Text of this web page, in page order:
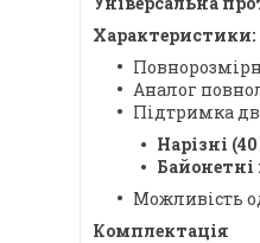
Характеристики:
Аналог
Підтримка
Нарізні
Можливість
Комплектація